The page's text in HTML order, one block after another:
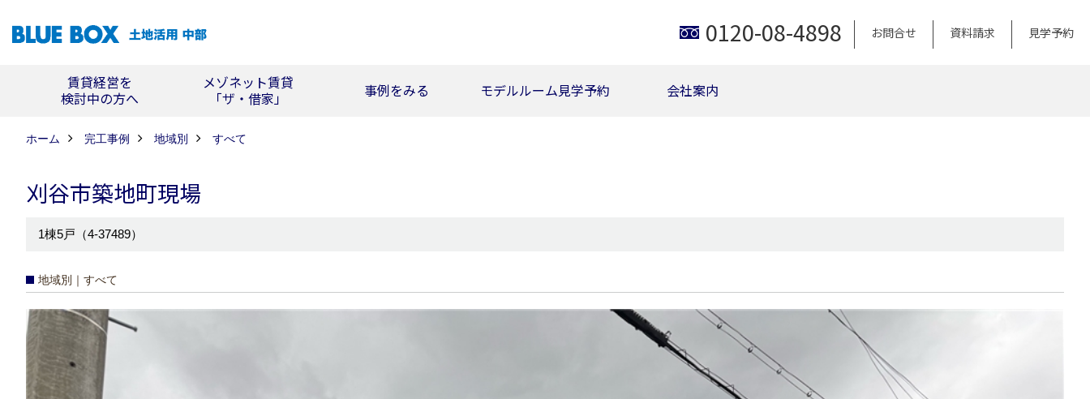
0120-08-4898 お問合せ 資料請求 見学予約
賃貸経営を
検討中の方へ
メゾネット賃貸
「ザ・借家」
事例をみる モデルルーム見学予約 会社案内
ホーム 完工事例 地域別 すべて
刈谷市築地町現場
1棟5戸（4-37489）
地域別｜すべて